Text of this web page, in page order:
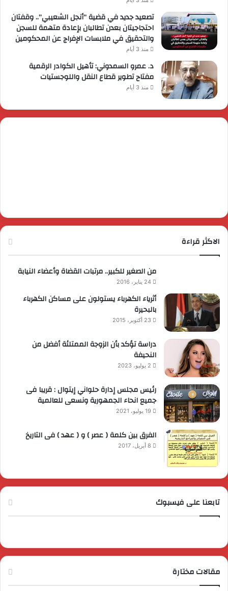
تصعيد جديد في قضية “أنجل الشعيبي”.. وقفتان
احتجاجيتان بعدن تطالبان بإعادة متهمة للسجن
والتحقيق في ملابسات الإفراج عن المحكومين
منذ 3 أيام
د. عمرو السمدوني: تأهيل الكوادر الرقمية
مفتاح تطوير قطاع النقل واللوجستيات
منذ 3 أيام
الاكثر قراءة
من الصغير للكبير.. مرتبات القضاة وأعضاء النيابة
24 يناير، 2016
أثرياء الكهرباء يستولون على مساكن الكهرباء
بالبحيرة
23 أكتوبر، 2015
دراسة تؤكد بأن الزوجة الممتلئة أفضل من
النحيفة
2 يوليو، 2023
رئيس مجلس إدارة حلواني إيتوال : قريبا فى
جميع انحاء الجمهورية ونسعى للعالمية
19 يوليو، 2021
الفرق بين كلمة ( عصر ) و ( عهد ) فى التاريخ
8 أبريل، 2017
تابعنا على فيسبوك
مقالات مختارة